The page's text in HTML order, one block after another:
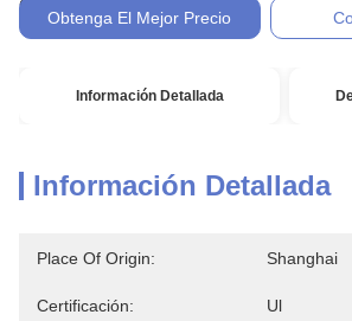
Condiciones De
Pago:Obtenga El Mejor Precio
Información Detallada
Información Detallada
Place Of Origin: Shanghai
Certificación: Ul